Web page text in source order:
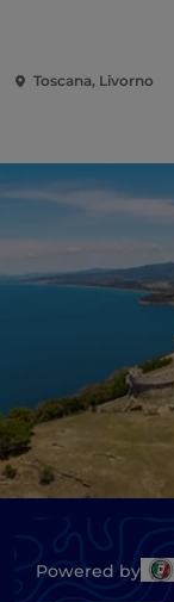
Toscana, Livorno
Powered by